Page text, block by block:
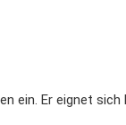
ein. Er eignet sich